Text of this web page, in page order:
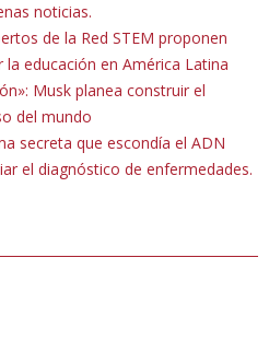
noticias.
de la Red STEM proponen
educación en América Latina
Musk planea construir el
del mundo
secreta que escondía el ADN
el diagnóstico de enfermedades.